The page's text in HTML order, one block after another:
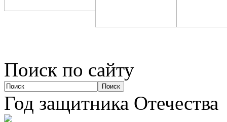
Поиск по сайту
Год защитника Отечества